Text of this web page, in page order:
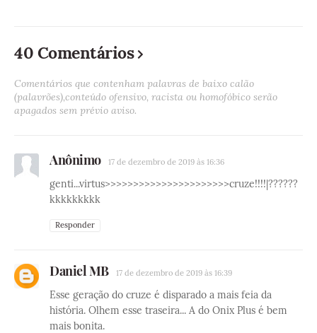
40 Comentários
Comentários que contenham palavras de baixo calão
(palavrões),conteúdo ofensivo, racista ou homofóbico serão
apagados sem prévio aviso.
Anônimo 17 de dezembro de 2019 às 16:36
genti...virtus>>>>>>>>>>>>>>>>>>>>>>cruze!!!!|??????
kkkkkkkkk
Responder
Daniel MB 17 de dezembro de 2019 às 16:39
Esse geração do cruze é disparado a mais feia da
história. Olhem esse traseira... A do Onix Plus é bem
mais bonita.